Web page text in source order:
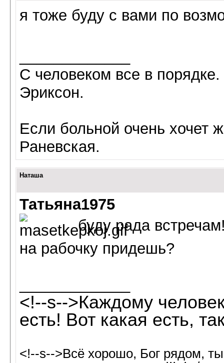
я тоже буду с вами по
С человеком все в
Эриксон.
Если больной очень хочет
Раневская.
Наташа
Татьяна1975
буду рада
на рабочку придешь?
<!--s-->Каждому
есть! Вот какая есть,
<!--s-->Всё хорошо, Бог рядом,